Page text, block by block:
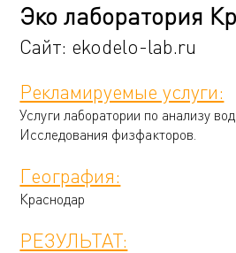
Эко лаборатория
Сайт: ekodelo-lab.ru
Рекламируемые услуги:
Услуги лаборатории по анализу
Исследования физфакторов.
География:
Краснодар
РЕЗУЛЬТАТ: